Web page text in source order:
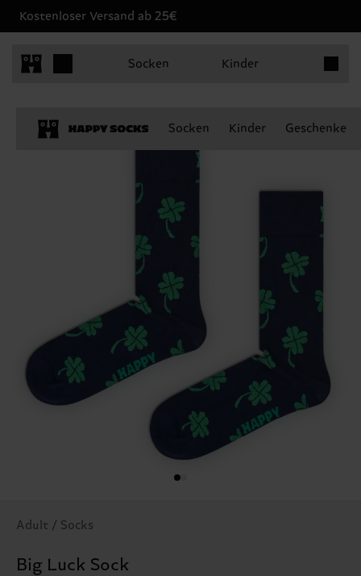
Kostenloser Versand ab 25€
Socken Kinder
Socken Kinder Geschenke
Adult / Socks
Big Luck Sock